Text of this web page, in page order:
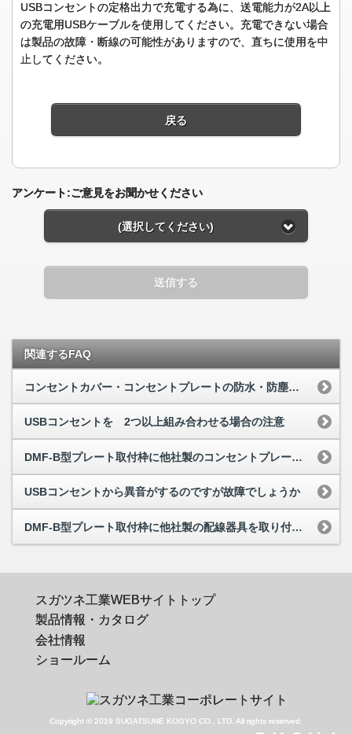
USBコンセントの定格出力で充電する為に、送電能力が2A以上
の充電用USBケーブルを使用してください。充電できない場合
は製品の故障・断線の可能性がありますので、直ちに使用を中
止してください。
戻る
アンケート:ご意見をお聞かせください
(選択してください)
送信する
関連するFAQ
コンセントカバー・コンセントプレートの防水・防塵について
USBコンセントを 2つ以上組み合わせる場合の注意
DMF-B型プレート取付枠に他社製のコンセントプレートを取り付けたいのですが可能でしょうか
USBコンセントから異音がするのですが故障でしょうか
DMF-B型プレート取付枠に他社製の配線器具を取り付けたい
スガツネ工業WEBサイトトップ
製品情報・カタログ
会社情報
ショールーム
Copyright © 2019 SUGATSUNE KOGYO CO., LTD. All rights reserved.